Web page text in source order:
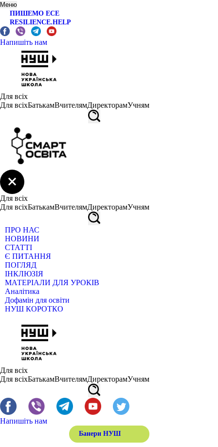
Меню
ПИШЕМО ЕСЕ
RESILIENCE.HELP
Напишіть нам
Для всіх
Для всіхБатькамВчителямДиректорамУчням
Для всіх
Для всіхБатькамВчителямДиректорамУчням
ПРО НАС
НОВИНИ
СТАТТІ
Є ПИТАННЯ
ПОГЛЯД
ІНКЛЮЗІЯ
МАТЕРІАЛИ ДЛЯ УРОКІВ
Аналітика
Дофамін для освіти
НУШ КОРОТКО
Для всіх
Для всіхБатькамВчителямДиректорамУчням
Напишіть нам
Банери НУШ